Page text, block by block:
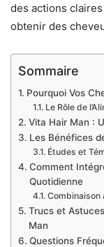
des actions
obtenir des
Sommaire
Pourquoi Vos
Le Rôle de
Vita Hair Man :
Les Bénéfices
Études et
Comment
Quotidienne
Combinaison
Trucs et
Man
Questions